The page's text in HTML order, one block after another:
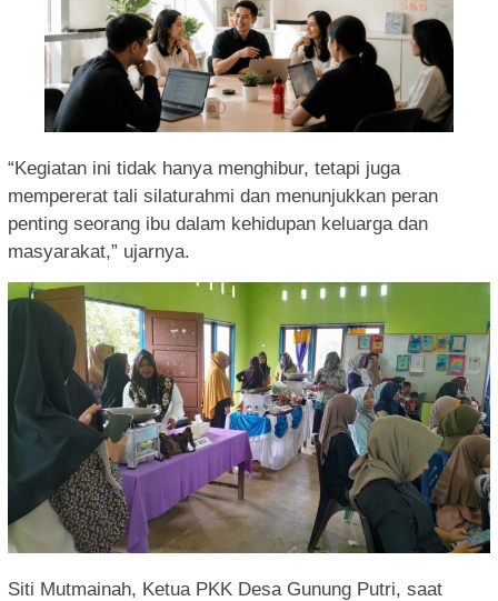
“Kegiatan ini tidak hanya menghibur, tetapi juga
mempererat tali silaturahmi dan menunjukkan peran
penting seorang ibu dalam kehidupan keluarga dan
masyarakat,” ujarnya.
Siti Mutmainah, Ketua PKK Desa Gunung Putri, saat